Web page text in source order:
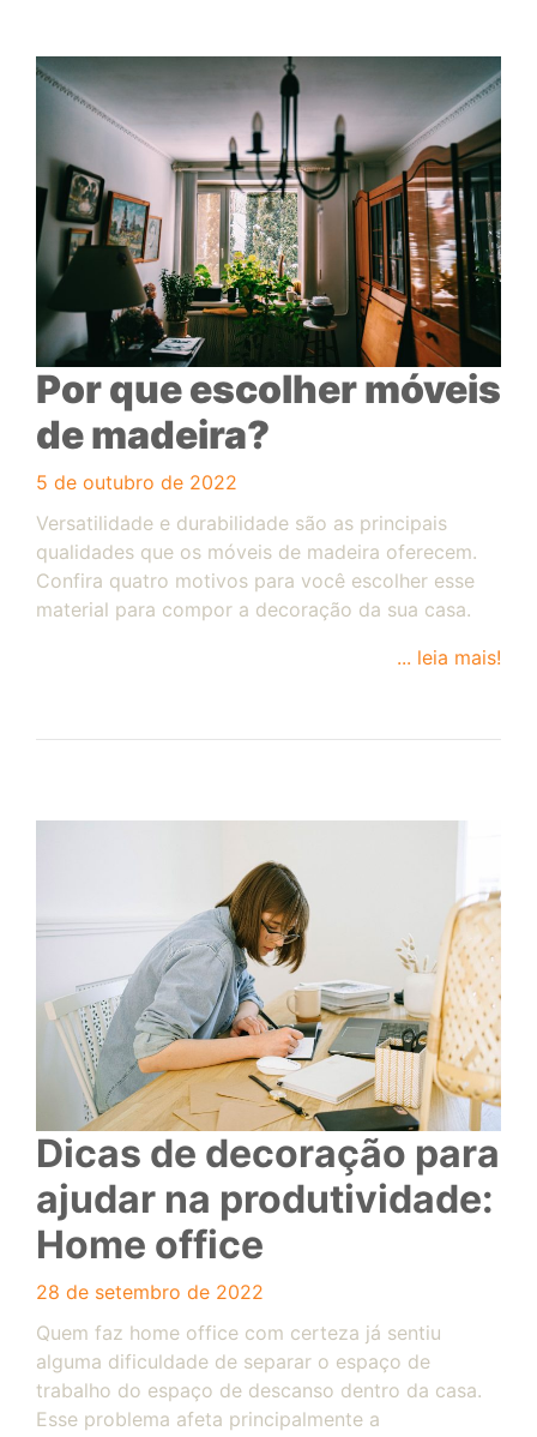
Por que escolher móveis
de madeira?
5 de outubro de 2022
Versatilidade e durabilidade são as principais
qualidades que os móveis de madeira oferecem.
Confira quatro motivos para você escolher esse
material para compor a decoração da sua casa.
... leia mais!
Dicas de decoração para
ajudar na produtividade:
Home office
28 de setembro de 2022
Quem faz home office com certeza já sentiu
alguma dificuldade de separar o espaço de
trabalho do espaço de descanso dentro da casa.
Esse problema afeta principalmente a